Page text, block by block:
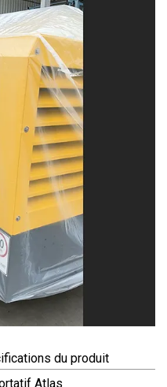
du produit
Atlas